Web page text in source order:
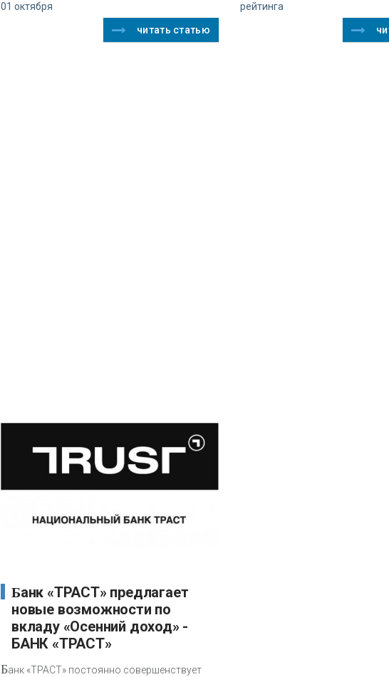
01 октября
читать статью
рейтинга
Банк «ТРАСТ» предлагает
новые возможности по
вкладу «Осенний доход» -
БАНК «ТРАСТ»
Банк «ТРАСТ» постоянно совершенствует